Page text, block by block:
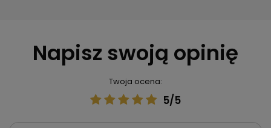
Napisz swoją opinię
Twoja ocena:
5/5